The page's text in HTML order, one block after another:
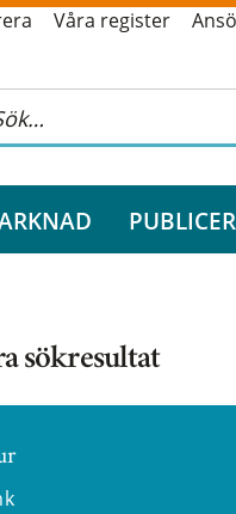
Våra register
sökresultat